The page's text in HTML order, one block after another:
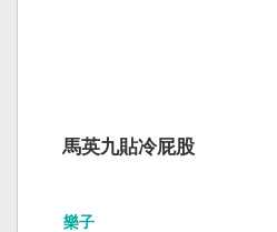
馬英九貼冷屁股
樂子